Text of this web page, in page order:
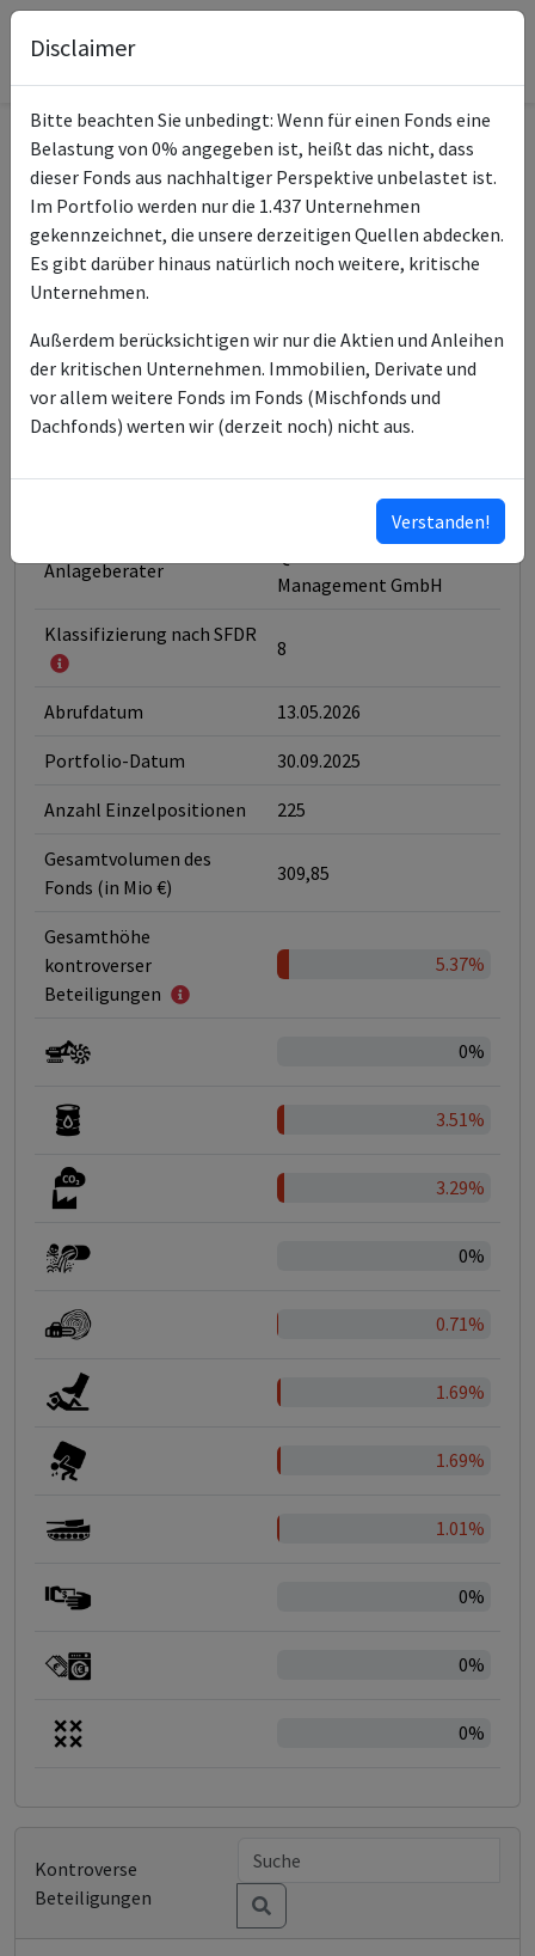
Informationen zum Fonds
Name
Quoniam Fd Slcn SICAV
Euro Credit EUR A Dis
ISIN des Fonds
ISINs weiterer
Anteilsklassen
LU1120174880
LU1820073580
Typ des Fonds Anleihen
Union Investment
Luxembourg SA
Anlageberater
Management GmbH
Klassifizierung nach SFDR
8
Abrufdatum 13.05.2026
Portfolio-Datum 30.09.2025
Anzahl Einzelpositionen 225
Gesamtvolumen des
Fonds (in Mio €)
309,85
Gesamthöhe
kontroverser
Beteiligungen
5.37%
0%
3.51%
3.29%
0%
0.71%
1.69%
1.69%
1.01%
0%
0%
0%
Kontroverse
Beteiligungen
Disclaimer
Bitte beachten Sie unbedingt: Wenn für einen Fonds eine
Belastung von 0% angegeben ist, heißt das nicht, dass
dieser Fonds aus nachhaltiger Perspektive unbelastet ist.
Im Portfolio werden nur die 1.437 Unternehmen
gekennzeichnet, die unsere derzeitigen Quellen abdecken.
Es gibt darüber hinaus natürlich noch weitere, kritische
Unternehmen.
Außerdem berücksichtigen wir nur die Aktien und Anleihen
der kritischen Unternehmen. Immobilien, Derivate und
vor allem weitere Fonds im Fonds (Mischfonds und
Dachfonds) werten wir (derzeit noch) nicht aus.
Verstanden!